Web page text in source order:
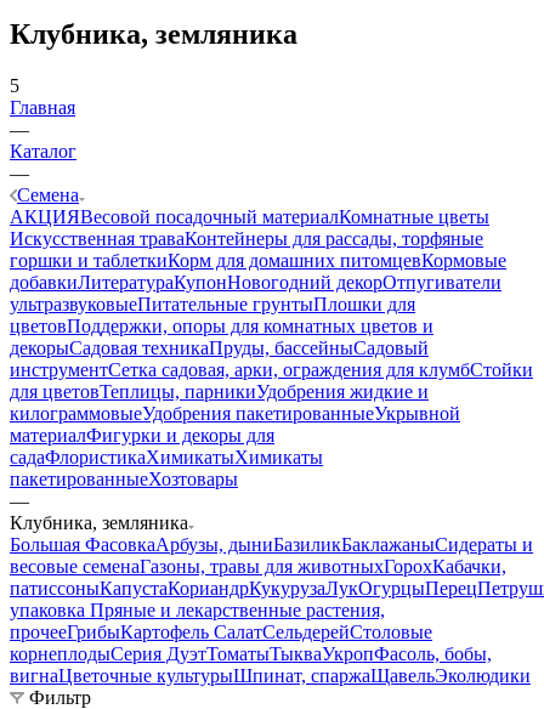
Клубника, земляника
5
Главная
—
Каталог
—
Семена
АКЦИЯВесовой посадочный материалКомнатные цветы
Искусственная траваКонтейнеры для рассады, торфяные
горшки и таблеткиКорм для домашних питомцевКормовые
добавкиЛитератураКупонНовогодний декорОтпугиватели
ультразвуковыеПитательные грунтыПлошки для
цветовПоддержки, опоры для комнатных цветов и
декорыСадовая техникаПруды, бассейныСадовый
инструментСетка садовая, арки, ограждения для клумбСтойки
для цветовТеплицы, парникиУдобрения жидкие и
килограммовыеУдобрения пакетированныеУкрывной
материалФигурки и декоры для
садаФлористикаХимикатыХимикаты
пакетированныеХозтовары
—
Клубника, земляника
Большая ФасовкаАрбузы, дыниБазиликБаклажаныСидераты и
весовые семенаГазоны, травы для животныхГорохКабачки,
патиссоныКапустаКориандрКукурузаЛукОгурцыПерец
упаковка Пряные и лекарственные растения,
прочееГрибыКартофель СалатСельдерейСтоловые
корнеплодыСерия ДуэтТоматыТыкваУкропФасоль, бобы,
вигнаЦветочные культурыШпинат, спаржаЩавельЭколюдики
Фильтр